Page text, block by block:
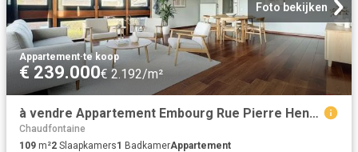
Foto bekijken
Appartement·te koop
€ 239.000€ 2.192/m²
à vendre Appartement Embourg Rue Pierre Henvard
Chaudfontaine
109 m²2 Slaapkamers1 BadkamerAppartement